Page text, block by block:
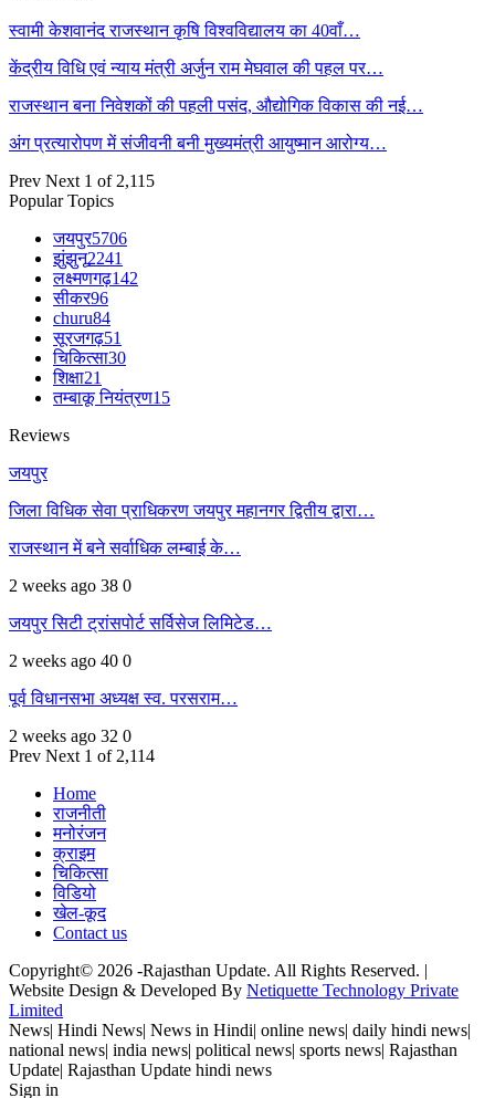
स्वामी केशवानंद राजस्थान कृषि विश्वविद्यालय का 40वाँ…
केंद्रीय विधि एवं न्याय मंत्री अर्जुन राम मेघवाल की पहल पर…
राजस्थान बना निवेशकों की पहली पसंद, औद्योगिक विकास की नई…
अंग प्रत्यारोपण में संजीवनी बनी मुख्यमंत्री आयुष्मान आरोग्य…
Prev Next 1 of 2,115
Popular Topics
जयपुर5706
झुंझुनू2241
लक्ष्मणगढ़142
सीकर96
churu84
सूरजगढ़51
चिकित्सा30
शिक्षा21
तम्बाकू नियंत्रण15
Reviews
जयपुर
जिला विधिक सेवा प्राधिकरण जयपुर महानगर द्वितीय द्वारा…
राजस्थान में बने सर्वाधिक लम्बाई के…
2 weeks ago 38 0
जयपुर सिटी ट्रांसपोर्ट सर्विसेज लिमिटेड…
2 weeks ago 40 0
पूर्व विधानसभा अध्यक्ष स्व. परसराम…
2 weeks ago 32 0
Prev Next 1 of 2,114
Home
राजनीती
मनोरंजन
क्राइम
चिकित्सा
विडियो
खेल-कूद
Contact us
Copyright© 2026 -Rajasthan Update. All Rights Reserved. |
Website Design & Developed By Netiquette Technology Private
Limited
News| Hindi News| News in Hindi| online news| daily hindi news|
national news| india news| political news| sports news| Rajasthan
Update| Rajasthan Update hindi news
Sign in